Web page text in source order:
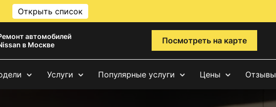
Открыть список
автомобилей
в Москве
Посмотреть на карте
Услуги Популярные услуги Цены Отзывы